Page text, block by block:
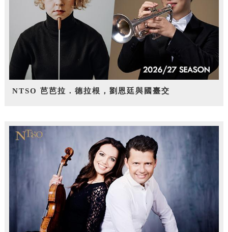
NTSO 芭芭拉．德拉根，劉恩廷與國臺交